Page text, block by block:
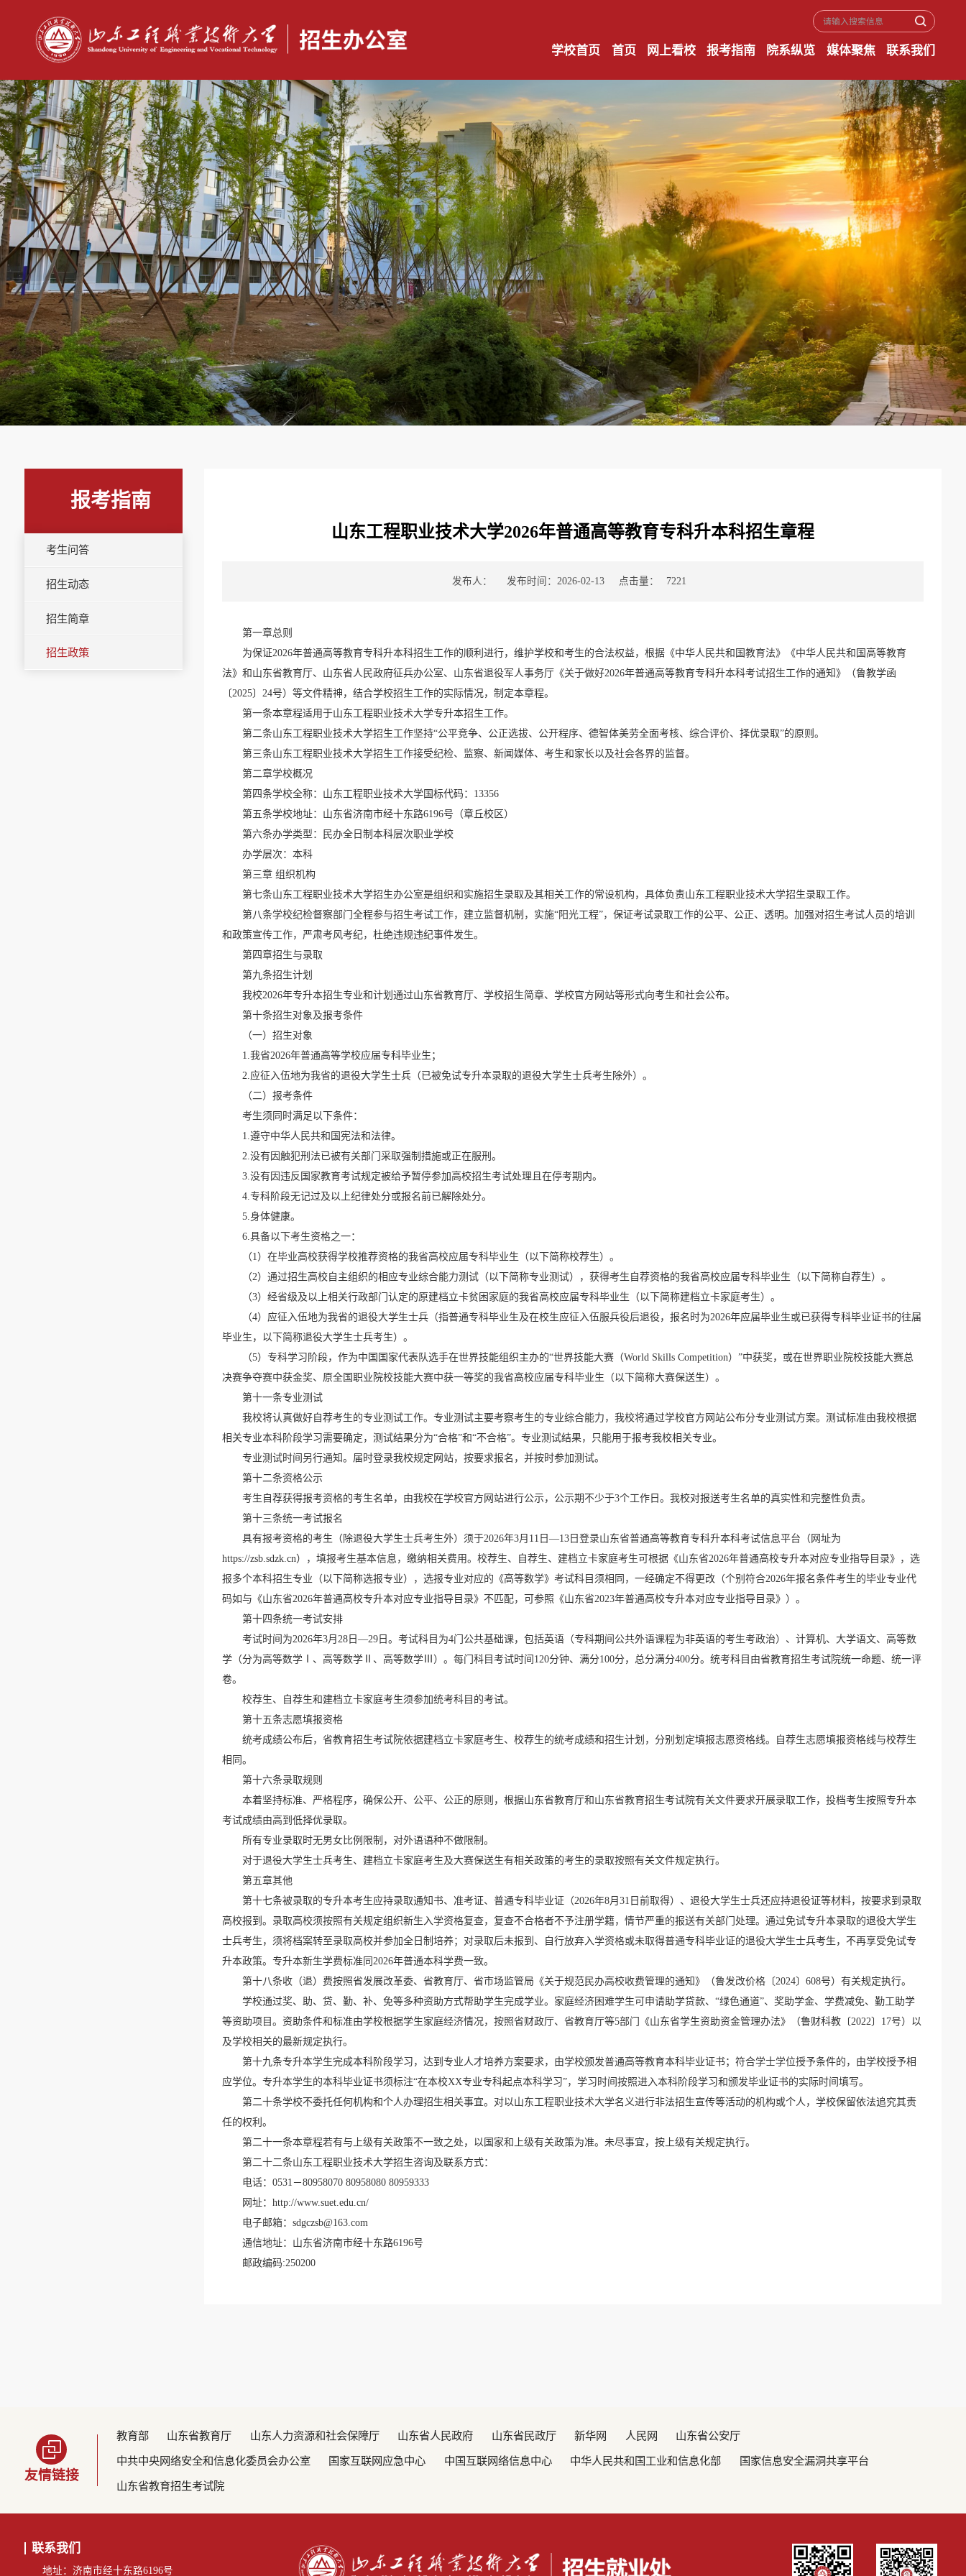
学校首页 首页 网上看校 报考指南 院系纵览 媒体聚焦 联系我们
报考指南
考生问答
招生动态
招生简章
招生政策
山东工程职业技术大学2026年普通高等教育专科升本科招生章程
发布人： 发布时间：2026-02-13 点击量： 7221
第一章总则
为保证2026年普通高等教育专科升本科招生工作的顺利进行，维护学校和考生的合法权益，根据《中华人民共和国教育法》《中华人民共和国高等教育
法》和山东省教育厅、山东省人民政府征兵办公室、山东省退役军人事务厅《关于做好2026年普通高等教育专科升本科考试招生工作的通知》（鲁教学函
〔2025〕24号）等文件精神，结合学校招生工作的实际情况，制定本章程。
第一条本章程适用于山东工程职业技术大学专升本招生工作。
第二条山东工程职业技术大学招生工作坚持“公平竞争、公正选拔、公开程序、德智体美劳全面考核、综合评价、择优录取”的原则。
第三条山东工程职业技术大学招生工作接受纪检、监察、新闻媒体、考生和家长以及社会各界的监督。
第二章学校概况
第四条学校全称：山东工程职业技术大学国标代码：13356
第五条学校地址：山东省济南市经十东路6196号（章丘校区）
第六条办学类型：民办全日制本科层次职业学校
办学层次：本科
第三章 组织机构
第七条山东工程职业技术大学招生办公室是组织和实施招生录取及其相关工作的常设机构，具体负责山东工程职业技术大学招生录取工作。
第八条学校纪检督察部门全程参与招生考试工作，建立监督机制，实施“阳光工程”，保证考试录取工作的公平、公正、透明。加强对招生考试人员的培训
和政策宣传工作，严肃考风考纪，杜绝违规违纪事件发生。
第四章招生与录取
第九条招生计划
我校2026年专升本招生专业和计划通过山东省教育厅、学校招生简章、学校官方网站等形式向考生和社会公布。
第十条招生对象及报考条件
（一）招生对象
1.我省2026年普通高等学校应届专科毕业生；
2.应征入伍地为我省的退役大学生士兵（已被免试专升本录取的退役大学生士兵考生除外）。
（二）报考条件
考生须同时满足以下条件：
1.遵守中华人民共和国宪法和法律。
2.没有因触犯刑法已被有关部门采取强制措施或正在服刑。
3.没有因违反国家教育考试规定被给予暂停参加高校招生考试处理且在停考期内。
4.专科阶段无记过及以上纪律处分或报名前已解除处分。
5.身体健康。
6.具备以下考生资格之一：
（1）在毕业高校获得学校推荐资格的我省高校应届专科毕业生（以下简称校荐生）。
（2）通过招生高校自主组织的相应专业综合能力测试（以下简称专业测试），获得考生自荐资格的我省高校应届专科毕业生（以下简称自荐生）。
（3）经省级及以上相关行政部门认定的原建档立卡贫困家庭的我省高校应届专科毕业生（以下简称建档立卡家庭考生）。
（4）应征入伍地为我省的退役大学生士兵（指普通专科毕业生及在校生应征入伍服兵役后退役，报名时为2026年应届毕业生或已获得专科毕业证书的往届
毕业生，以下简称退役大学生士兵考生）。
（5）专科学习阶段，作为中国国家代表队选手在世界技能组织主办的“世界技能大赛（World Skills Competition）”中获奖，或在世界职业院校技能大赛总
决赛争夺赛中获金奖、原全国职业院校技能大赛中获一等奖的我省高校应届专科毕业生（以下简称大赛保送生）。
第十一条专业测试
我校将认真做好自荐考生的专业测试工作。专业测试主要考察考生的专业综合能力，我校将通过学校官方网站公布分专业测试方案。测试标准由我校根据
相关专业本科阶段学习需要确定，测试结果分为“合格”和“不合格”。专业测试结果，只能用于报考我校相关专业。
专业测试时间另行通知。届时登录我校规定网站，按要求报名，并按时参加测试。
第十二条资格公示
考生自荐获得报考资格的考生名单，由我校在学校官方网站进行公示，公示期不少于3个工作日。我校对报送考生名单的真实性和完整性负责。
第十三条统一考试报名
具有报考资格的考生（除退役大学生士兵考生外）须于2026年3月11日—13日登录山东省普通高等教育专科升本科考试信息平台（网址为
https://zsb.sdzk.cn），填报考生基本信息，缴纳相关费用。校荐生、自荐生、建档立卡家庭考生可根据《山东省2026年普通高校专升本对应专业指导目录》，选
报多个本科招生专业（以下简称选报专业），选报专业对应的《高等数学》考试科目须相同，一经确定不得更改（个别符合2026年报名条件考生的毕业专业代
码如与《山东省2026年普通高校专升本对应专业指导目录》不匹配，可参照《山东省2023年普通高校专升本对应专业指导目录》）。
第十四条统一考试安排
考试时间为2026年3月28日—29日。考试科目为4门公共基础课，包括英语（专科期间公共外语课程为非英语的考生考政治）、计算机、大学语文、高等数
学（分为高等数学Ⅰ、高等数学Ⅱ、高等数学Ⅲ）。每门科目考试时间120分钟、满分100分，总分满分400分。统考科目由省教育招生考试院统一命题、统一评
卷。
校荐生、自荐生和建档立卡家庭考生须参加统考科目的考试。
第十五条志愿填报资格
统考成绩公布后，省教育招生考试院依据建档立卡家庭考生、校荐生的统考成绩和招生计划，分别划定填报志愿资格线。自荐生志愿填报资格线与校荐生
相同。
第十六条录取规则
本着坚持标准、严格程序，确保公开、公平、公正的原则，根据山东省教育厅和山东省教育招生考试院有关文件要求开展录取工作，投档考生按照专升本
考试成绩由高到低择优录取。
所有专业录取时无男女比例限制，对外语语种不做限制。
对于退役大学生士兵考生、建档立卡家庭考生及大赛保送生有相关政策的考生的录取按照有关文件规定执行。
第五章其他
第十七条被录取的专升本考生应持录取通知书、准考证、普通专科毕业证（2026年8月31日前取得）、退役大学生士兵还应持退役证等材料，按要求到录取
高校报到。录取高校须按照有关规定组织新生入学资格复查，复查不合格者不予注册学籍，情节严重的报送有关部门处理。通过免试专升本录取的退役大学生
士兵考生，须将档案转至录取高校并参加全日制培养；对录取后未报到、自行放弃入学资格或未取得普通专科毕业证的退役大学生士兵考生，不再享受免试专
升本政策。专升本新生学费标准同2026年普通本科学费一致。
第十八条收（退）费按照省发展改革委、省教育厅、省市场监管局《关于规范民办高校收费管理的通知》（鲁发改价格〔2024〕608号）有关规定执行。
学校通过奖、助、贷、勤、补、免等多种资助方式帮助学生完成学业。家庭经济困难学生可申请助学贷款、“绿色通道”、奖助学金、学费减免、勤工助学
等资助项目。资助条件和标准由学校根据学生家庭经济情况，按照省财政厅、省教育厅等5部门《山东省学生资助资金管理办法》（鲁财科教〔2022〕17号）以
及学校相关的最新规定执行。
第十九条专升本学生完成本科阶段学习，达到专业人才培养方案要求，由学校颁发普通高等教育本科毕业证书；符合学士学位授予条件的，由学校授予相
应学位。专升本学生的本科毕业证书须标注“在本校XX专业专科起点本科学习”，学习时间按照进入本科阶段学习和颁发毕业证书的实际时间填写。
第二十条学校不委托任何机构和个人办理招生相关事宜。对以山东工程职业技术大学名义进行非法招生宣传等活动的机构或个人，学校保留依法追究其责
任的权利。
第二十一条本章程若有与上级有关政策不一致之处，以国家和上级有关政策为准。未尽事宜，按上级有关规定执行。
第二十二条山东工程职业技术大学招生咨询及联系方式：
电话：0531－80958070 80958080 80959333
网址：http://www.suet.edu.cn/
电子邮箱：sdgczsb@163.com
通信地址：山东省济南市经十东路6196号
邮政编码:250200
友情链接
教育部 山东省教育厅 山东人力资源和社会保障厅 山东省人民政府 山东省民政厅 新华网 人民网 山东省公安厅
中共中央网络安全和信息化委员会办公室 国家互联网应急中心 中国互联网络信息中心 中华人民共和国工业和信息化部 国家信息安全漏洞共享平台
山东省教育招生考试院
联系我们
地址：济南市经十东路6196号